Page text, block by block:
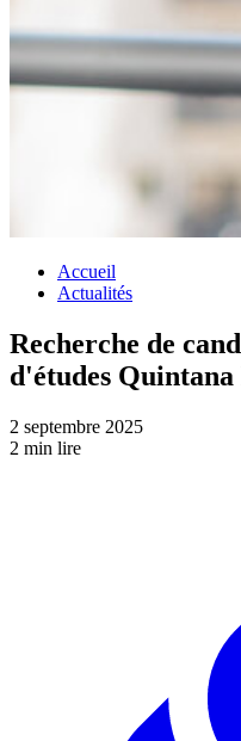
Accueil
Actualités
Recherche de
d'études
2 septembre 2025
2 min lire